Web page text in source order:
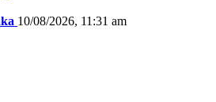
10/08/2026, 11:31 am